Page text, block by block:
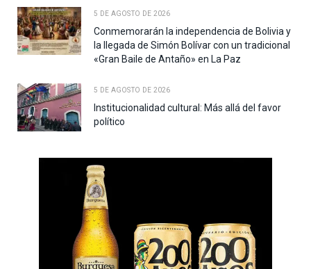
5 DE AGOSTO DE 2026
Conmemorarán la independencia de Bolivia y
la llegada de Simón Bolívar con un tradicional
«Gran Baile de Antaño» en La Paz
5 DE AGOSTO DE 2026
Institucionalidad cultural: Más allá del favor
político